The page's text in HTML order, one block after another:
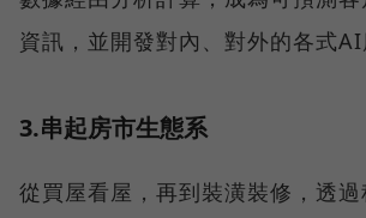
資訊，並開發對內、對外的各式AI
3.串起房市生態系
從買屋看屋，再到裝潢裝修，透